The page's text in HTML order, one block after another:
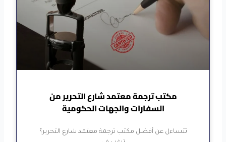
مكتب ترجمة معتمد شارع التحرير من
السفارات والجهات الحكومية
تتساءل عن أفضل مكتب ترجمة معتمد شارع التحرير؟